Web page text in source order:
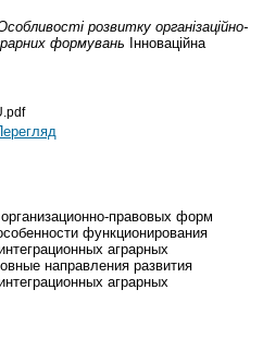
розвитку організаційно-
формувань Інноваційна
правовых форм
функционирования
аграрных
направления развития
аграрных